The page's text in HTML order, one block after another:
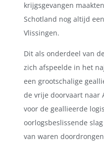
krijgsgevangen
Schotland nog altijd
Vlissingen.
Dit als onderdeel van
zich afspeelde in het
een grootschalige
de vrije doorvaart naar
voor de geallieerde
oorlogsbeslissende
van waren